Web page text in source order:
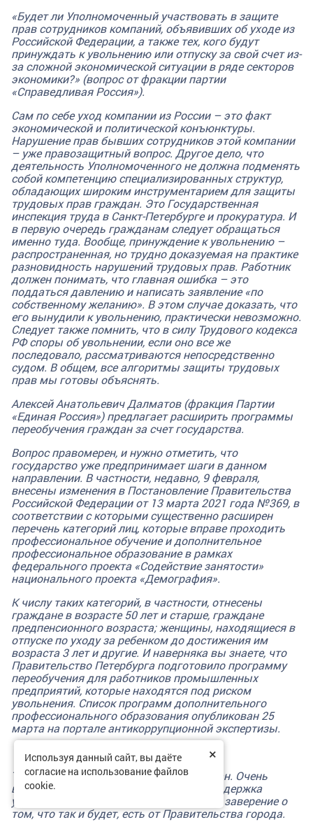
«Будет ли Уполномоченный участвовать в защите
прав сотрудников компаний, объявивших об уходе из
Российской Федерации, а также тех, кого будут
принуждать к увольнению или отпуску за свой счет из-
за сложной экономической ситуации в ряде секторов
экономики?» (вопрос от фракции партии
«Справедливая Россия»).
Сам по себе уход компании из России – это факт
экономической и политической конъюнктуры.
Нарушение прав бывших сотрудников этой компании
– уже правозащитный вопрос. Другое дело, что
деятельность Уполномоченного не должна подменять
собой компетенцию специализированных структур,
обладающих широким инструментарием для защиты
трудовых прав граждан. Это Государственная
инспекция труда в Санкт-Петербурге и прокуратура. И
в первую очередь гражданам следует обращаться
именно туда. Вообще, принуждение к увольнению –
распространенная, но трудно доказуемая на практике
разновидность нарушений трудовых прав. Работник
должен понимать, что главная ошибка – это
поддаться давлению и написать заявление «по
собственному желанию». В этом случае доказать, что
его вынудили к увольнению, практически невозможно.
Следует также помнить, что в силу Трудового кодекса
РФ споры об увольнении, если оно все же
последовало, рассматриваются непосредственно
судом. В общем, все алгоритмы защиты трудовых
прав мы готовы объяснять.
Алексей Анатольевич Далматов (фракция Партии
«Единая Россия») предлагает расширить программы
переобучения граждан за счет государства.
Вопрос правомерен, и нужно отметить, что
государство уже предпринимает шаги в данном
направлении. В частности, недавно, 9 февраля,
внесены изменения в Постановление Правительства
Российской Федерации от 13 марта 2021 года №369, в
соответствии с которыми существенно расширен
перечень категорий лиц, которые вправе проходить
профессиональное обучение и дополнительное
профессиональное образование в рамках
федерального проекта «Содействие занятости»
национального проекта «Демография».
К числу таких категорий, в частности, отнесены
граждане в возрасте 50 лет и старше, граждане
предпенсионного возраста; женщины, находящиеся в
отпуске по уходу за ребенком до достижения им
возраста 3 лет и другие. И наверняка вы знаете, что
Правительство Петербурга подготовило программу
переобучения для работников промышленных
предприятий, которые находятся под риском
увольнения. Список программ дополнительного
профессионального образования опубликован 25
марта на портале антикоррупционной экспертизы.
Теперь о социальной поддержке граждан. Очень
важно, чтобы в нынешних условиях поддержка
уязвимых категорий была сохранена. И заверение о
том, что так и будет, есть от Правительства города.
×
Используя данный сайт, вы даёте
согласие на использование файлов
cookie.